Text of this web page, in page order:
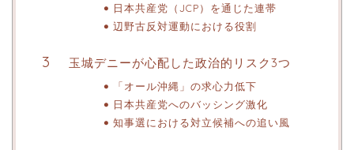
日本共産党（JCP）を通じた連帯
辺野古反対運動における役割
玉城デニーが心配した政治的リスク3つ
「オール沖縄」の求心力低下
日本共産党へのバッシング激化
知事選における対立候補への追い風